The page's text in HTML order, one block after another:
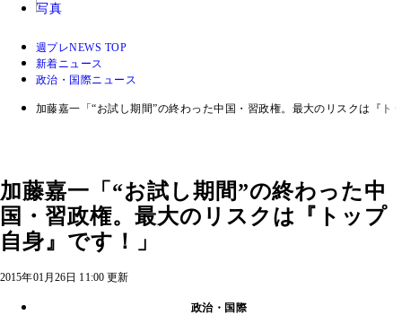
写真
週プレNEWS TOP
新着ニュース
政治・国際ニュース
加藤嘉一「“お試し期間”の終わった中国・習政権。最大のリスクは『ト
加藤嘉一「“お試し期間”の終わった中
国・習政権。最大のリスクは『トップ
自身』です！」
2015年01月26日 11:00 更新
政治・国際